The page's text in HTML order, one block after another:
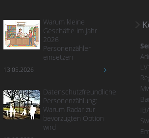
Warum kleine
Geschäfte im Jahr
2026
Personenzähler
einsetzen
13.05.2026
Datenschutzfreundliche
Personenzählung:
Warum Radar zur
bevorzugten Option
wird